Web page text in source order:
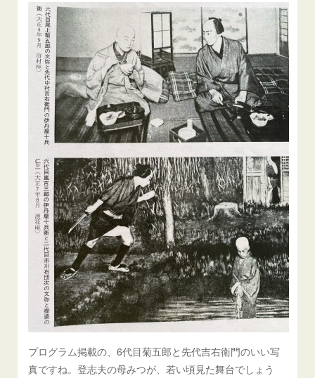
プログラム掲載の、6代目菊五郎と先代吉右衛門のいい写
真ですね。登志夫の母みつが、若い頃見た舞台でしょう